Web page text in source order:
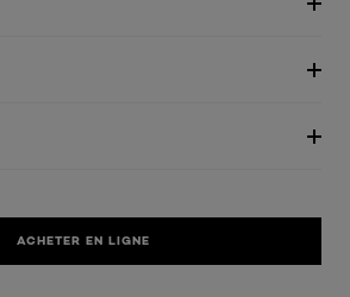
ACHETER EN LIGNE